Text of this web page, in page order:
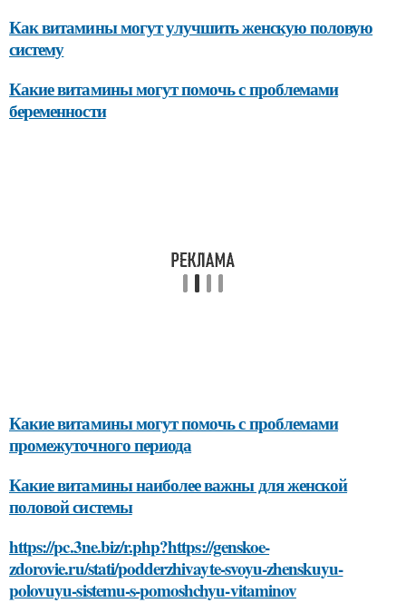
Как витамины могут улучшить женскую половую
систему
Какие витамины могут помочь с проблемами
беременности
Какие витамины могут помочь с проблемами
промежуточного периода
Какие витамины наиболее важны для женской
половой системы
https://pc.3ne.biz/r.php?https://genskoe-
zdorovie.ru/stati/podderzhivayte-svoyu-zhenskuyu-
polovuyu-sistemu-s-pomoshchyu-vitaminov